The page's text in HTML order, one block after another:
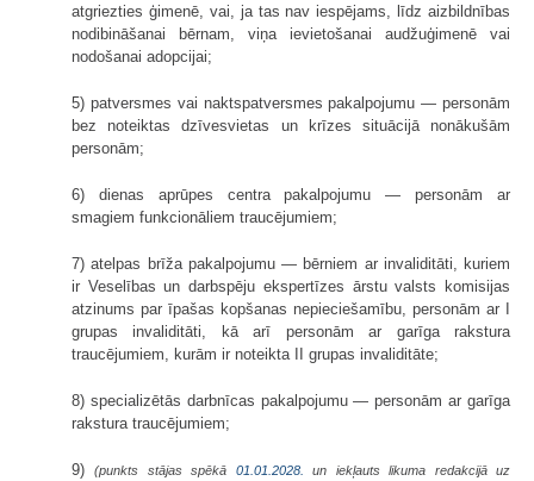
atgriezties ģimenē, vai, ja tas nav iespējams, līdz aizbildnības
nodibināšanai bērnam, viņa ievietošanai audžuģimenē vai
nodošanai adopcijai;
5) patversmes vai naktspatversmes pakalpojumu — personām
bez noteiktas dzīvesvietas un krīzes situācijā nonākušām
personām;
6) dienas aprūpes centra pakalpojumu — personām ar
smagiem funkcionāliem traucējumiem;
7) atelpas brīža pakalpojumu — bērniem ar invaliditāti, kuriem
ir Veselības un darbspēju ekspertīzes ārstu valsts komisijas
atzinums par īpašas kopšanas nepieciešamību, personām ar I
grupas invaliditāti, kā arī personām ar garīga rakstura
traucējumiem, kurām ir noteikta II grupas invaliditāte;
8) specializētās darbnīcas pakalpojumu — personām ar garīga
rakstura traucējumiem;
9)(punkts stājas spēkā 01.01.2028.
un iekļauts likuma redakcijā uz